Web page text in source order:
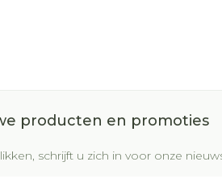
producten en promoties
schrijft u zich in voor onze